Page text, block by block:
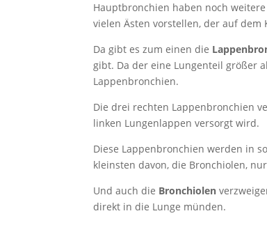
Hauptbronchien haben noch
vielen Ästen vorstellen, der auf
Da gibt es zum einen die
gibt. Da der eine Lungenteil größer
Lappenbronchien.
Die drei rechten Lappenbronchien
linken Lungenlappen versorgt wird.
Diese Lappenbronchien werden in
kleinsten davon, die Bronchiolen,
Und auch die Bronchiolen
direkt in die Lunge münden.